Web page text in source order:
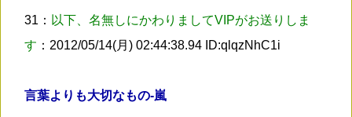
31： 以下、名無しにかわりましてVIPがお送りしま
す ：2012/05/14(月) 02:44:38.94 ID:qlqzNhC1i
言葉よりも大切なもの-嵐